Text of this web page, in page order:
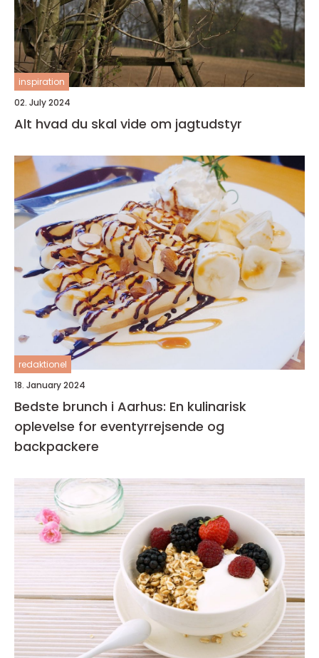
inspiration
02. July 2024
Alt hvad du skal vide om jagtudstyr
redaktionel
18. January 2024
Bedste brunch i Aarhus: En kulinarisk
oplevelse for eventyrrejsende og
backpackere